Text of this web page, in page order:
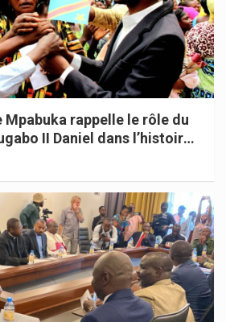
Mpabuka rappelle le rôle du
II Daniel dans l’histoire
du Congo